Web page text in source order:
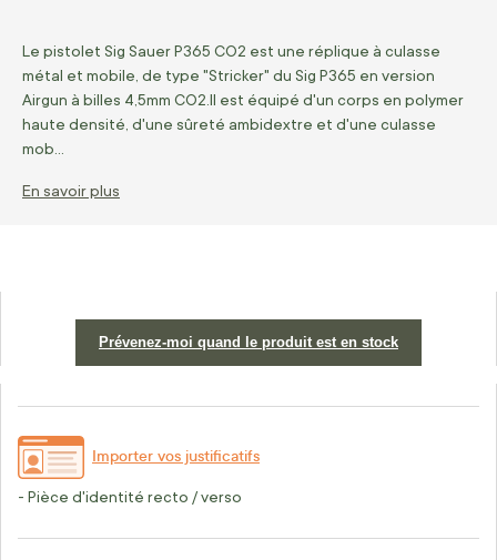
Le pistolet Sig Sauer P365 CO2 est une réplique à culasse
métal et mobile, de type "Stricker" du Sig P365 en version
Airgun à billes 4,5mm CO2.Il est équipé d'un corps en polymer
haute densité, d'une sûreté ambidextre et d'une culasse
mob…
En savoir plus
Prévenez-moi quand le produit est en stock
Importer vos justificatifs
- Pièce d'identité recto / verso